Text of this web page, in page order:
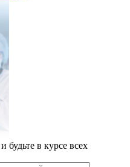
в курсе всех